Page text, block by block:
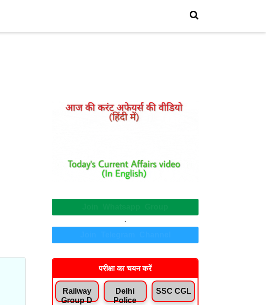
.
परीक्षा का चयन करें
Railway
Group D
Delhi
Police
SSC CGL